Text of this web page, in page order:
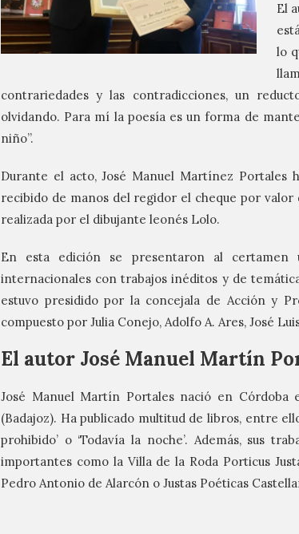
El
lo
contrariedades y las contradicciones, un
olvidando. Para mí la poesía es un forma de
niño”.
Durante el acto, José Manuel Martínez Portales
recibido de manos del regidor el cheque por valor
realizada por el dibujante leonés Lolo.
En esta edición se presentaron al
internacionales con trabajos inéditos y de
estuvo presidido por la concejala de Acción y
compuesto por Julia Conejo, Adolfo A. Ares, José
El autor José Manuel Martín
José Manuel Martín Portales nació en Córdoba
(Badajoz). Ha publicado multitud de libros, entre
prohibido’ o ‘Todavía la noche’. Además, sus
importantes como la Villa de la Roda Porticus
Pedro Antonio de Alarcón o Justas Poéticas